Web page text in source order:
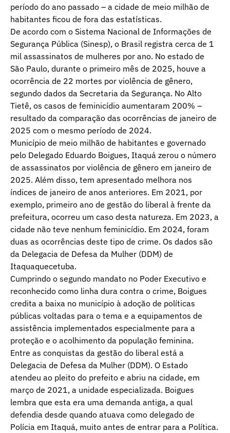
período do ano passado – a cidade de meio milhão de
habitantes ficou de fora das estatísticas.
De acordo com o Sistema Nacional de Informações de
Segurança Pública (Sinesp), o Brasil registra cerca de 1
mil assassinatos de mulheres por ano. No estado de
São Paulo, durante o primeiro mês de 2025, houve a
ocorrência de 22 mortes por violência de gênero,
segundo dados da Secretaria da Segurança. No Alto
Tietê, os casos de feminicídio aumentaram 200% –
resultado da comparação das ocorrências de janeiro de
2025 com o mesmo período de 2024.
Município de meio milhão de habitantes e governado
pelo Delegado Eduardo Boigues, Itaquá zerou o número
de assassinatos por violência de gênero em janeiro de
2025. Além disso, tem apresentado melhora nos
índices de janeiro de anos anteriores. Em 2021, por
exemplo, primeiro ano de gestão do liberal à frente da
prefeitura, ocorreu um caso desta natureza. Em 2023, a
cidade não teve nenhum feminicídio. Em 2024, foram
duas as ocorrências deste tipo de crime. Os dados são
da Delegacia de Defesa da Mulher (DDM) de
Itaquaquecetuba.
Cumprindo o segundo mandato no Poder Executivo e
reconhecido como linha dura contra o crime, Boigues
credita a baixa no município à adoção de políticas
públicas voltadas para o tema e a equipamentos de
assistência implementados especialmente para a
proteção e o acolhimento da população feminina.
Entre as conquistas da gestão do liberal está a
Delegacia de Defesa da Mulher (DDM). O Estado
atendeu ao pleito do prefeito e abriu na cidade, em
março de 2021, a unidade especializada. Boigues
lembra que esta era uma demanda antiga, a qual
defendia desde quando atuava como delegado de
Polícia em Itaquá, muito antes de entrar para a Política.